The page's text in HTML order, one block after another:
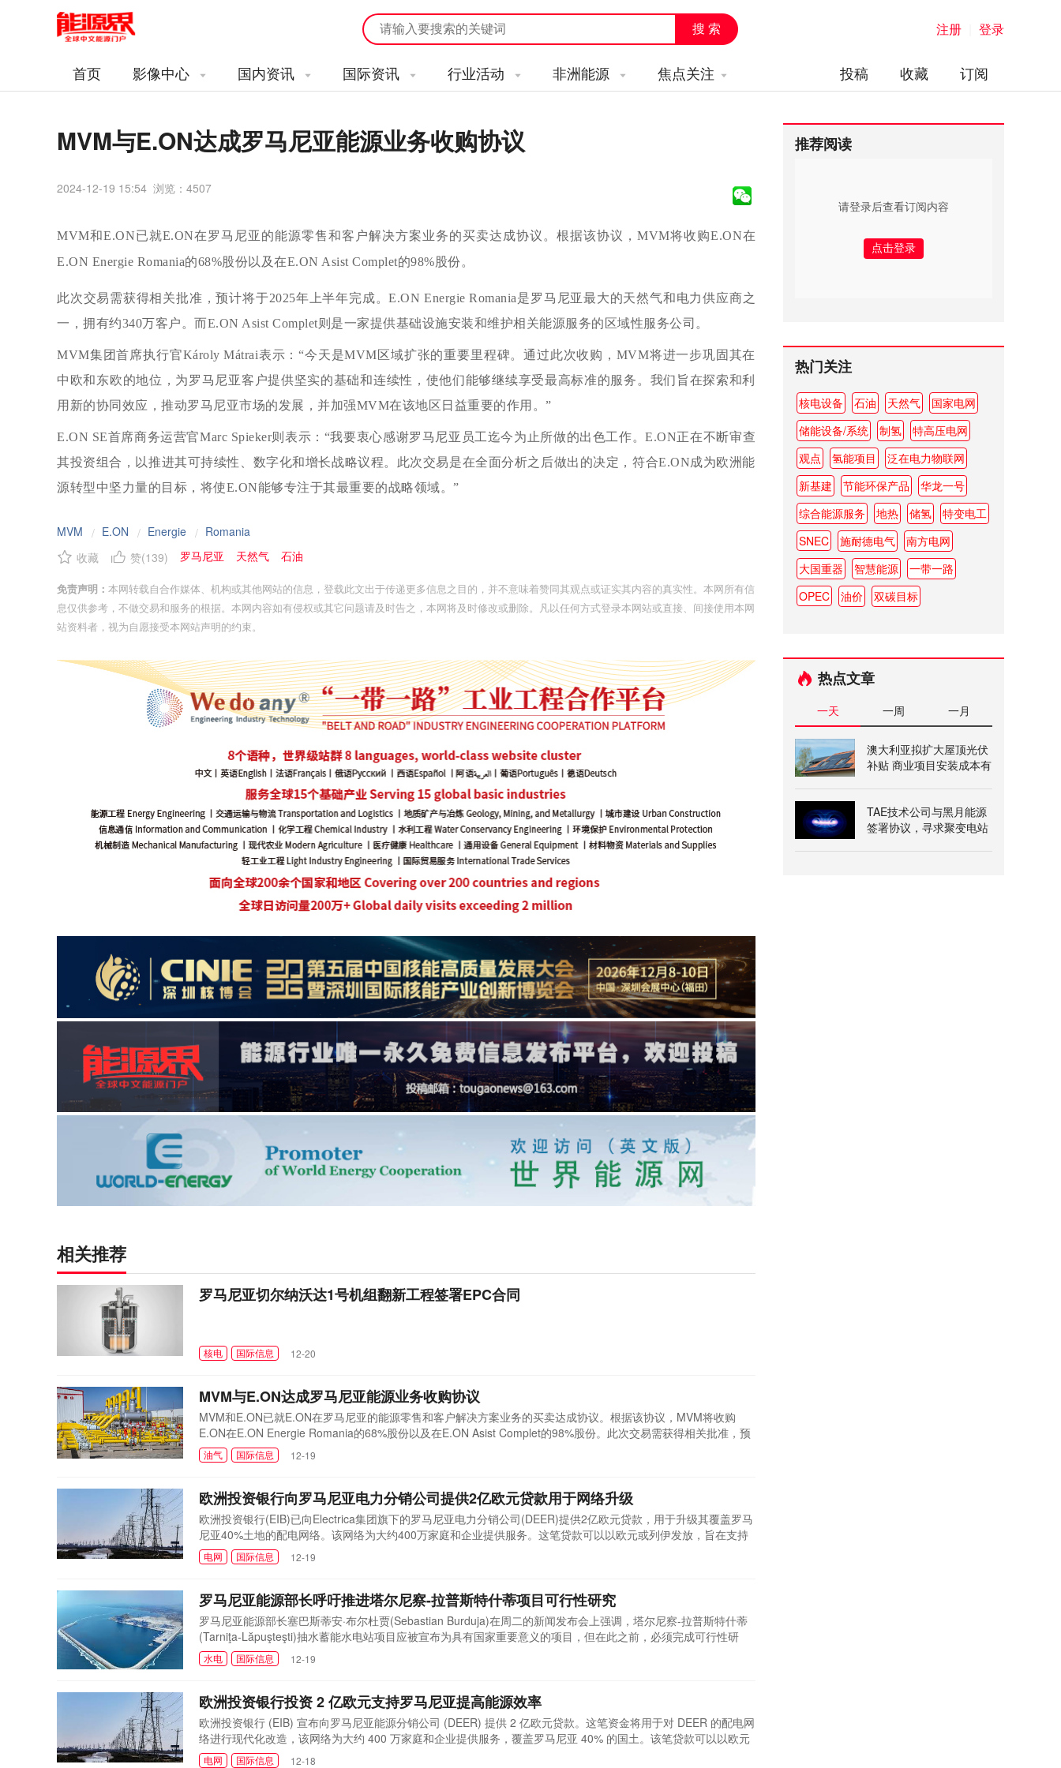
注册 登录
首页 影像中心 国内资讯 国际资讯 行业活动 非洲能源 焦点关注 订阅
收藏
投稿
MVM与E.ON达成罗马尼亚能源业务收购协议
2024-12-19 15:54 浏览： 4507
MVM和E.ON已就E.ON在罗马尼亚的能源零售和客户解决方案业务的买卖达成协议。根据该协议，MVM将收购E.ON在
E.ON Energie Romania的68%股份以及在E.ON Asist Complet的98%股份。
此次交易需获得相关批准，预计将于2025年上半年完成。E.ON Energie Romania是罗马尼亚最大的天然气和电力供应商之
一，拥有约340万客户。而E.ON Asist Complet则是一家提供基础设施安装和维护相关能源服务的区域性服务公司。
MVM集团首席执行官Károly Mátrai表示：“今天是MVM区域扩张的重要里程碑。通过此次收购，MVM将进一步巩固其在
中欧和东欧的地位，为罗马尼亚客户提供坚实的基础和连续性，使他们能够继续享受最高标准的服务。我们旨在探索和利
用新的协同效应，推动罗马尼亚市场的发展，并加强MVM在该地区日益重要的作用。”
E.ON SE首席商务运营官Marc Spieker则表示：“我要衷心感谢罗马尼亚员工迄今为止所做的出色工作。E.ON正在不断审查
其投资组合，以推进其可持续性、数字化和增长战略议程。此次交易是在全面分析之后做出的决定，符合E.ON成为欧洲能
源转型中坚力量的目标，将使E.ON能够专注于其最重要的战略领域。”
MVM / E.ON / Energie / Romania
收藏
赞(139) 罗马尼亚 天然气 石油
免责声明： 本网转载自合作媒体、机构或其他网站的信息，登载此文出于传递更多信息之目的，并不意味着赞同其观点或证实其内容的真实性。本网所有信
息仅供参考，不做交易和服务的根据。本网内容如有侵权或其它问题请及时告之，本网将及时修改或删除。凡以任何方式登录本网站或直接、间接使用本网
站资料者，视为自愿接受本网站声明的约束。
相关推荐
罗马尼亚切尔纳沃达1号机组翻新工程签署EPC合同
核电 国际信息 12-20
MVM与E.ON达成罗马尼亚能源业务收购协议
MVM和E.ON已就E.ON在罗马尼亚的能源零售和客户解决方案业务的买卖达成协议。根据该协议，MVM将收购
E.ON在E.ON Energie Romania的68%股份以及在E.ON Asist Complet的98%股份。此次交易需获得相关批准，预
计将于2025年上半年完成。E.ON Energie Romania是罗马尼亚最大的天然气和电力供应商之一，拥有约340万客
户。而E.ON Asist Complet则是一家提供基础设施安装和维护相关能源服务的区域性服务公司。MVM集团首席执行
油气 国际信息 12-19
欧洲投资银行向罗马尼亚电力分销公司提供2亿欧元贷款用于网络升级
欧洲投资银行(EIB)已向Electrica集团旗下的罗马尼亚电力分销公司(DEER)提供2亿欧元贷款，用于升级其覆盖罗马
尼亚40%土地的配电网络。该网络为大约400万家庭和企业提供服务。这笔贷款可以以欧元或列伊发放，旨在支持
DEER提高服务质量、提升能源效率并促进可再生能源的连接。欧洲投资银行副总裁Ioannis Tsakiris表示：我们的
投资降低了供电中断的风险，有助于提升能源效率和可持续性。Electrica更智能、更具弹性的基础设施将为所服务
电网 国际信息 12-19
罗马尼亚能源部长呼吁推进塔尔尼察-拉普斯特什蒂项目可行性研究
罗马尼亚能源部长塞巴斯蒂安·布尔杜贾(Sebastian Burduja)在周二的新闻发布会上强调，塔尔尼察-拉普斯特什蒂
(Tarniţa-Lăpuşteşti)抽水蓄能水电站项目应被宣布为具有国家重要意义的项目，但在此之前，必须完成可行性研
究。他指出，尽管之前已有一些旧的研究，但在没有新的可行性研究支持的情况下，该项目仅停留在想法阶段。布
尔杜贾部长表示，他与日本伊藤忠商事株式会社已签署谅解备忘录，希望继续推进双方在该项目上的合作。伊藤忠
水电 国际信息 12-19
欧洲投资银行投资 2 亿欧元支持罗马尼亚提高能源效率
欧洲投资银行 (EIB) 宣布向罗马尼亚能源分销公司 (DEER) 提供 2 亿欧元贷款。这笔资金将用于对 DEER 的配电网
络进行现代化改造，该网络为大约 400 万家庭和企业提供服务，覆盖罗马尼亚 40% 的国土。该笔贷款可以以欧元
或罗马尼亚列伊发放，旨在提高能源效率，减少供应中断，并促进可再生能源融入电网。欧洲投资银行副总裁
电网 国际信息 12-18
推荐阅读
请登录后查看订阅内容
热门关注
核电设备 石油 天然气
国家电网
储能设备/系统
制氢
特高压电网
观点
氢能项目
泛在电力物联网
新基建
节能环保产品
华龙一号
综合能源服务
地热 储氢
特变电工
SNEC
施耐德电气
南方电网
大国重器
智慧能源
一带一路
OPEC
油价 双碳目标
热点文章
一天 一周 一月
澳大利亚拟扩大屋顶光伏
补贴 商业项目安装成本有
TAE技术公司与黑月能源
签署协议，寻求聚变电站